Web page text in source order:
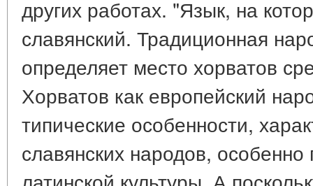
других работах. "Язык, на
славянский. Традиционная
определяет место хорватов
Хорватов как европейский
типические особенности,
славянских народов,